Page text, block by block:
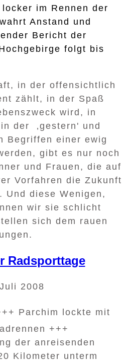
im Rennen der
Anstand und
Bericht der
folgt bis
in der offensichtlich
zählt, in der Spaß
wird, in
der ‚gestern' und
Begriffen einer ewig
gibt es nur noch
und Frauen, die auf
Vorfahren die Zukunft
Und diese Wenigen,
wir sie schlicht
sich dem rauen
Radsporttage
2008
Parchim lockte mit
+++
der anreisenden
Kilometer unterm